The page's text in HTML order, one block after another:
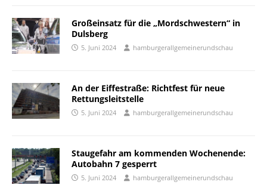
Großeinsatz für die „Mordschwestern“ in
Dulsberg
5. Juni 2024 hamburgerallgemeinerundschau
An der Eiffestraße: Richtfest für neue
Rettungsleitstelle
5. Juni 2024 hamburgerallgemeinerundschau
Staugefahr am kommenden Wochenende:
Autobahn 7 gesperrt
5. Juni 2024 hamburgerallgemeinerundschau